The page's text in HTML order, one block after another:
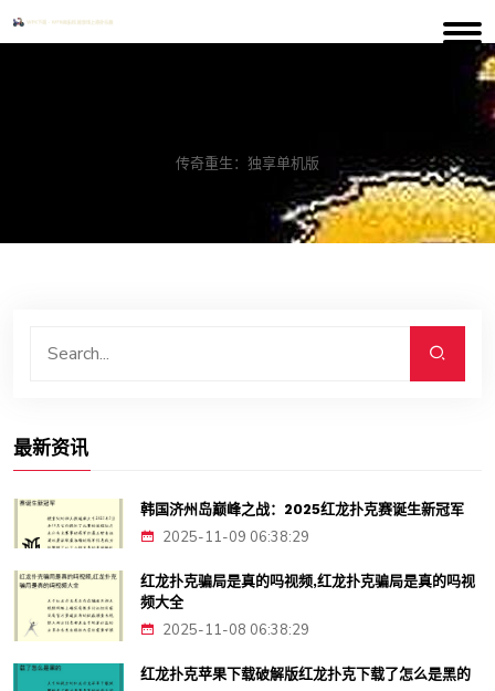
传奇重生：独享单机版
最新资讯
韩国济州岛巅峰之战：2025红龙扑克赛诞生新冠军
2025-11-09 06:38:29
红龙扑克骗局是真的吗视频,红龙扑克骗局是真的吗视
频大全
2025-11-08 06:38:29
红龙扑克苹果下载破解版红龙扑克下载了怎么是黑的